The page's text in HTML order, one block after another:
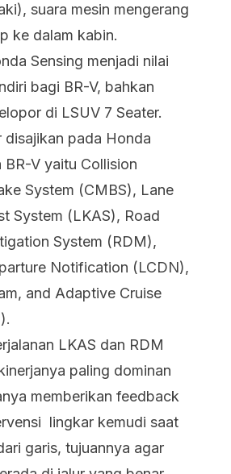
suara mesin mengerang
ke dalam kabin.
Sensing menjadi nilai
bagi BR-V, bahkan
di LSUV 7 Seater.
disajikan pada Honda
BR-V yaitu Collision
System (CMBS), Lane
System (LKAS), Road
System (RDM),
Notification (LCDN),
and Adaptive Cruise
LKAS dan RDM
paling dominan
memberikan feedback
lingkar kemudi saat
garis, tujuannya agar